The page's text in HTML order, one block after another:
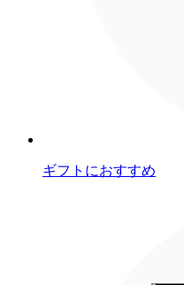
ギフトにおすすめ